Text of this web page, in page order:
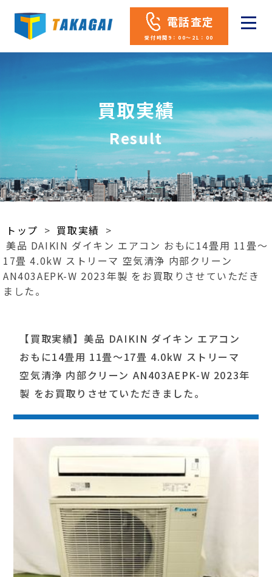
電話査定
受付時間9：00～21：00
買取実績
Result
トップ > 買取実績 >
美品 DAIKIN ダイキン エアコン おもに14畳用 11畳～
17畳 4.0kW ストリーマ 空気清浄 内部クリーン
AN403AEPK-W 2023年製 をお買取りさせていただき
ました。
【買取実績】美品 DAIKIN ダイキン エアコン
おもに14畳用 11畳～17畳 4.0kW ストリーマ
空気清浄 内部クリーン AN403AEPK-W 2023年
製 をお買取りさせていただきました。